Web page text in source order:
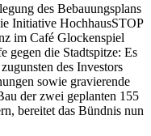
des Bebauungsplans
Initiative HochhausSTOP
im Café Glockenspiel
gegen die Stadtspitze: Es
des Investors
sowie gravierende
der zwei geplanten 155
bereitet das Bündnis nun